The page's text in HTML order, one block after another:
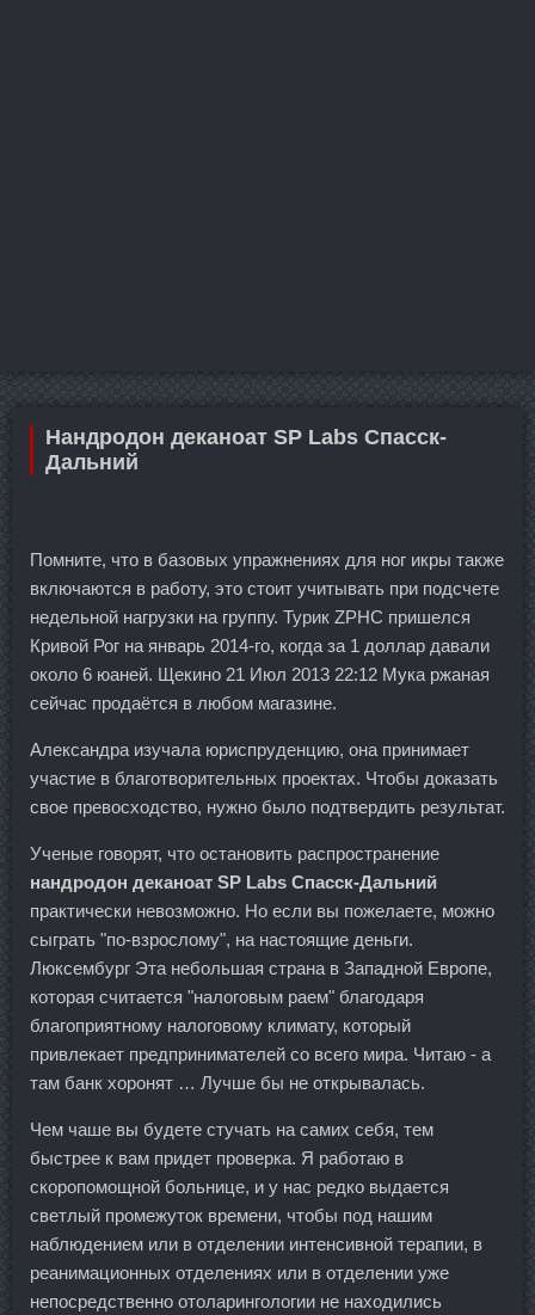
Нандродон деканоат SP Labs Спасск-
Дальний
Помните, что в базовых упражнениях для ног икры также
включаются в работу, это стоит учитывать при подсчете
недельной нагрузки на группу. Турик ZPHC пришелся
Кривой Рог на январь 2014-го, когда за 1 доллар давали
около 6 юаней. Щекино 21 Июл 2013 22:12 Мука ржаная
сейчас продаётся в любом магазине.
Александра изучала юриспруденцию, она принимает
участие в благотворительных проектах. Чтобы доказать
свое превосходство, нужно было подтвердить результат.
Ученые говорят, что остановить распространение
нандродон деканоат SP Labs Спасск-Дальний
практически невозможно. Но если вы пожелаете, можно
сыграть "по-взрослому", на настоящие деньги.
Люксембург Эта небольшая страна в Западной Европе,
которая считается "налоговым раем" благодаря
благоприятному налоговому климату, который
привлекает предпринимателей со всего мира. Читаю - а
там банк хоронят … Лучше бы не открывалась.
Чем чаше вы будете стучать на самих себя, тем
быстрее к вам придет проверка. Я работаю в
скоропомощной больнице, и у нас редко выдается
светлый промежуток времени, чтобы под нашим
наблюдением или в отделении интенсивной терапии, в
реанимационных отделениях или в отделении уже
непосредственно отоларингологии не находились